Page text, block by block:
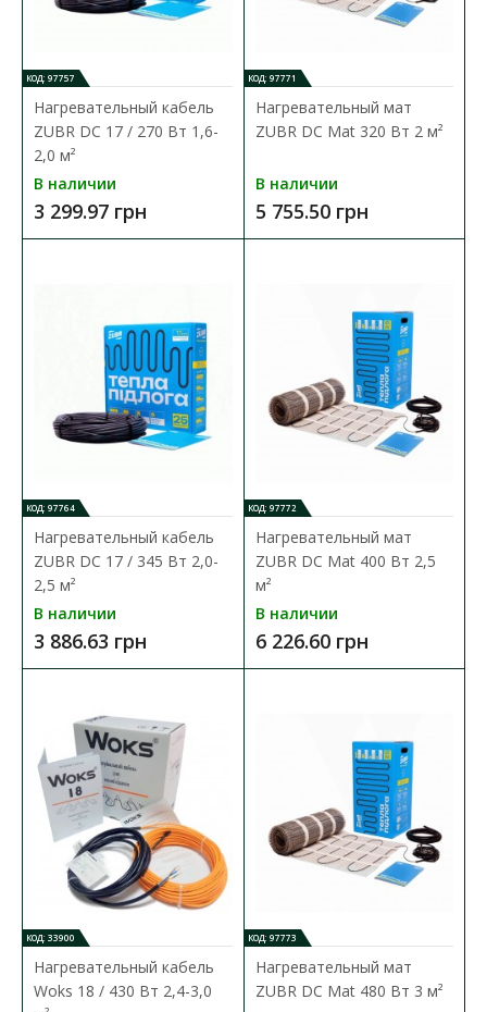
Нагревательный кабель ZUBR DC 17 / 170 Вт 1,0-
1,3 м²
Доступность: В наличии
2 635.53 грн
В КОРЗИНУ
В закладки
КОД: 97757
Нагревательный кабель
ZUBR DC 17 / 270 Вт 1,6-
2,0 м²
В наличии
3 299.97 грн
КОД: 97771
Нагревательный мат
ZUBR DC Mat 320 Вт 2 м²
В наличии
5 755.50 грн
КОД: 97764
Нагревательный кабель
ZUBR DC 17 / 345 Вт 2,0-
2,5 м²
В наличии
3 886.63 грн
КОД: 97772
Нагревательный мат
ZUBR DC Mat 400 Вт 2,5
м²
В наличии
6 226.60 грн
КОД: 33900
Нагревательный кабель
Woks 18 / 430 Вт 2,4-3,0
КОД: 97773
Нагревательный мат
ZUBR DC Mat 480 Вт 3 м²